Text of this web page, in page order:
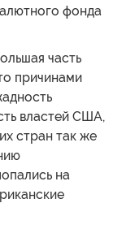
фонда
часть
причинами
властей США,
стран так же
на